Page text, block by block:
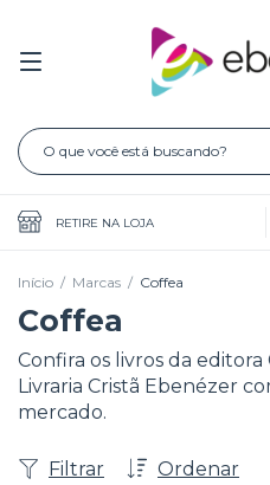
RETIRE NA LOJA
Início / Marcas / Coffea
Coffea
Confira os livros da
Livraria Cristã Ebenézer
mercado.
Ordenar
Filtrar